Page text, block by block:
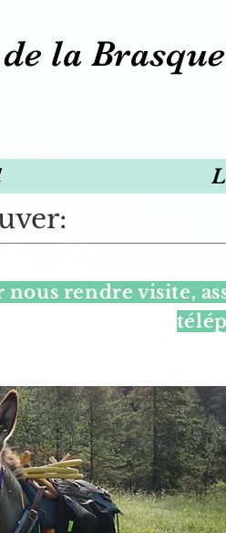
la Brasque
rendre visite,